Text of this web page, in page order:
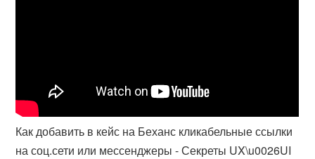
Как добавить в кейс на Беханс кликабельные ссылки
на соц.сети или мессенджеры - Секреты UX\u0026UI